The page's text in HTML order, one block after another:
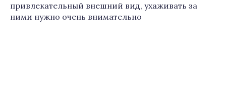
привлекательный внешний вид, ухаживать за
ними нужно очень внимательно